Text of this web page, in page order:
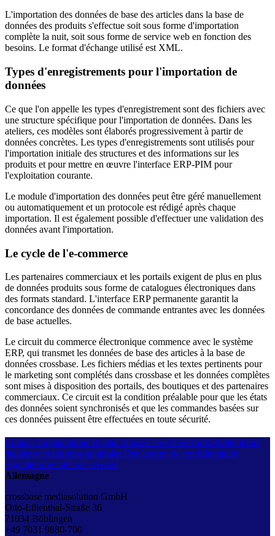
L'importation des données de base des articles dans la base de
données des produits s'effectue soit sous forme d'importation
complète la nuit, soit sous forme de service web en fonction des
besoins. Le format d'échange utilisé est XML.
Types d'enregistrements pour l'importation de
données
Ce que l'on appelle les types d'enregistrement sont des fichiers avec
une structure spécifique pour l'importation de données. Dans les
ateliers, ces modèles sont élaborés progressivement à partir de
données concrètes. Les types d'enregistrements sont utilisés pour
l'importation initiale des structures et des informations sur les
produits et pour mettre en œuvre l'interface ERP-PIM pour
l'exploitation courante.
Le module d'importation des données peut être géré manuellement
ou automatiquement et un protocole est rédigé après chaque
importation. Il est également possible d'effectuer une validation des
données avant l'importation.
Le cycle de l'e-commerce
Les partenaires commerciaux et les portails exigent de plus en plus
de données produits sous forme de catalogues électroniques dans
des formats standard. L'interface ERP permanente garantit la
concordance des données de commande entrantes avec les données
de base actuelles.
Le circuit du commerce électronique commence avec le système
ERP, qui transmet les données de base des articles à la base de
données crossbase. Les fichiers médias et les textes pertinents pour
le marketing sont complétés dans crossbase et les données complètes
sont mises à disposition des portails, des boutiques et des partenaires
commerciaux. Ce circuit est la condition préalable pour que les états
des données soient synchronisés et que les commandes basées sur
ces données puissent être effectuées en toute sécurité.
Contact Implantations & plan d’accès crossbase for kids Mentions
légales et conditions générales Déclaration de confidentialité
Signaler une faille de sécurité
Allemagne
crossbase mediasolution GmbH
Otto-Lilienthal-Straße 36
71034 Böblingen
+49 7031 9880-700